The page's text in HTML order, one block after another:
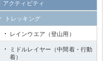
アクティビティ
トレッキング
レインウエア（登山用）
ミドルレイヤー（中間着・行動
着）